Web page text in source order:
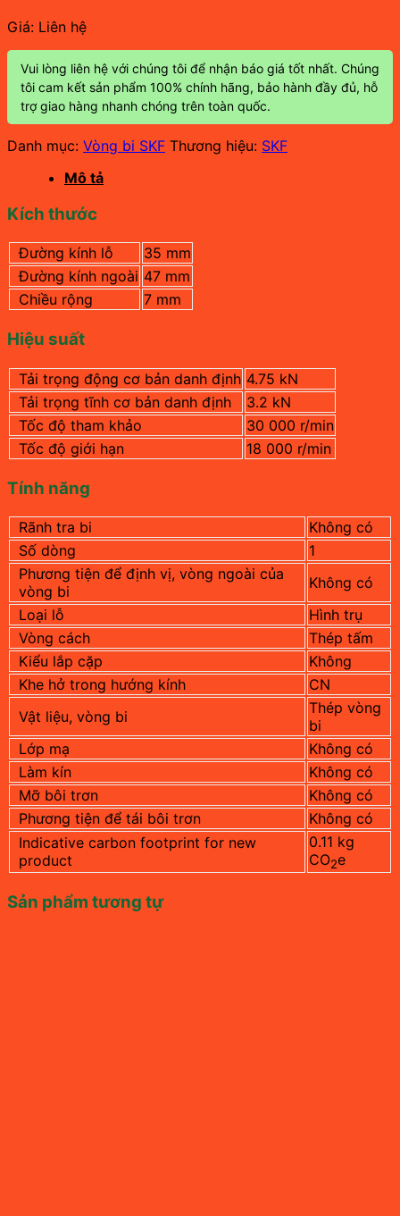
Giá: Liên hệ
Vui lòng liên hệ với chúng tôi để nhận báo giá tốt nhất. Chúng
tôi cam kết sản phẩm 100% chính hãng, bảo hành đầy đủ, hỗ
trợ giao hàng nhanh chóng trên toàn quốc.
Danh mục: Vòng bi SKF Thương hiệu: SKF
Mô tả
Kích thước
Đường kính lỗ
35 mm
Đường kính ngoài 47 mm
Chiều rộng
7 mm
Hiệu suất
Tải trọng động cơ bản danh định 4.75 kN
Tải trọng tĩnh cơ bản danh định
3.2 kN
Tốc độ tham khảo
30 000 r/min
Tốc độ giới hạn
18 000 r/min
Tính năng
Rãnh tra bi
Không có
Số dòng
1
Phương tiện để định vị, vòng ngoài của
vòng bi
Không có
Loại lỗ
Hình trụ
Vòng cách
Thép tấm
Kiểu lắp cặp
Không
Khe hở trong hướng kính
CN
Vật liệu, vòng bi
Thép vòng
bi
Lớp mạ
Không có
Làm kín
Không có
Mỡ bôi trơn
Không có
Phương tiện để tái bôi trơn
Không có
Indicative carbon footprint for new
product
0.11 kg
CO2e
Sản phẩm tương tự